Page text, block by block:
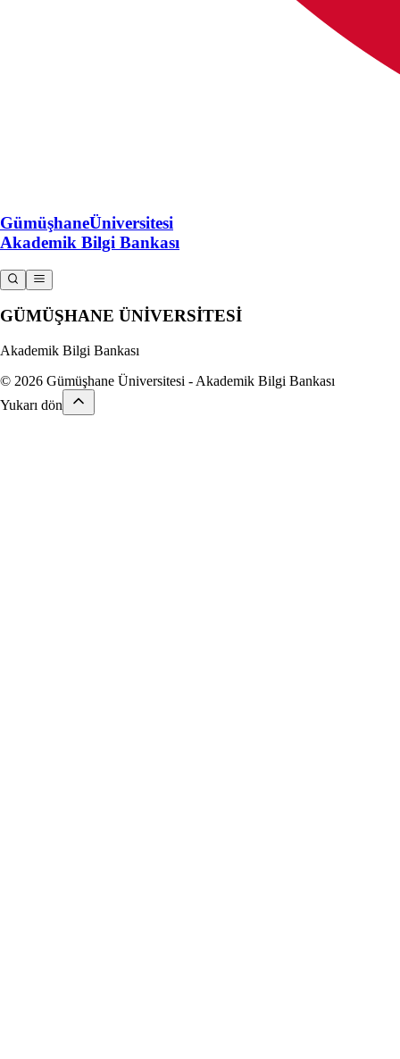
GümüşhaneÜniversitesi
Akademik Bilgi Bankası
GÜMÜŞHANE ÜNİVERSİTESİ
Akademik Bilgi Bankası
© 2026 Gümüşhane Üniversitesi - Akademik Bilgi Bankası
Yukarı dön